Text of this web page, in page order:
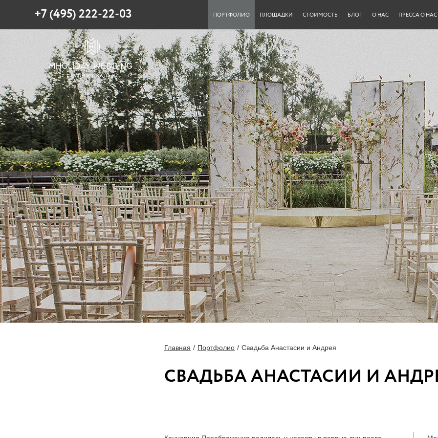
+7 (495) 222-22-03 ПОРТФОЛИО ПЛОЩАДКИ СТОИМОСТЬ БЛОГ О НАС ПРЕССА О НАС
Главная Портфолио Свадьба Анастасии и Андрея
СВАДЬБА АНАСТАСИИ И